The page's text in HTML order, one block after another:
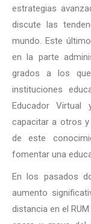
estrategias
discute las
mundo. Este
en la parte
grados a los
instituciones
Educador
capacitar a otros y
de este
fomentar una
En los pasados
aumento
distancia en el